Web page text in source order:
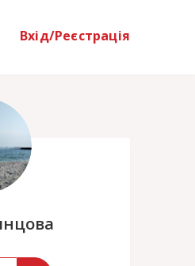
Вхід/Реєстрація